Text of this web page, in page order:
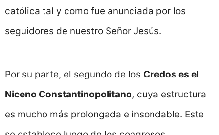
católica tal y como fue anunciada por los
seguidores de nuestro Señor Jesús.
Por su parte, el segundo de los Credos es el
Niceno Constantinopolitano, cuya estructura
es mucho más prolongada e insondable. Este